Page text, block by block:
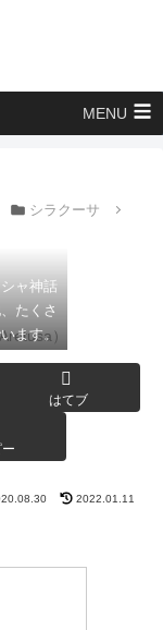
MENU
シラクーサ
ャ神話
たくさ
ます。
はてブ
2022.01.11